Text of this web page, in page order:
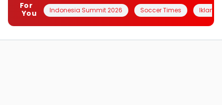
For
You
Indonesia Summit 2026 Soccer Times Iklanin